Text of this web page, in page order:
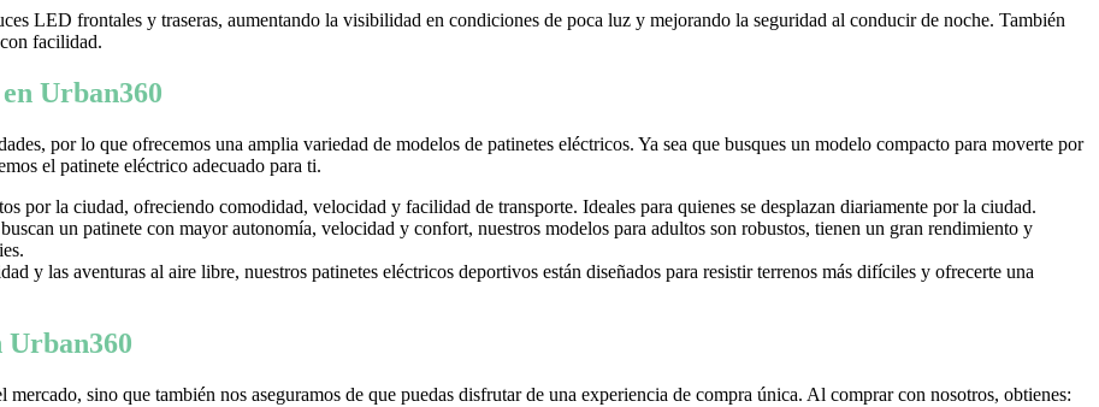
LED frontales y traseras, aumentando la visibilidad en condiciones de poca luz y mejorando la seguridad al conducir de noche. También
facilidad.
Urban360
por lo que ofrecemos una amplia variedad de modelos de patinetes eléctricos. Ya sea que busques un modelo compacto para moverte por
el patinete eléctrico adecuado para ti.
por la ciudad, ofreciendo comodidad, velocidad y facilidad de transporte. Ideales para quienes se desplazan diariamente por la ciudad.
un patinete con mayor autonomía, velocidad y confort, nuestros modelos para adultos son robustos, tienen un gran rendimiento y
y las aventuras al aire libre, nuestros patinetes eléctricos deportivos están diseñados para resistir terrenos más difíciles y ofrecerte una
sino que también nos aseguramos de que puedas disfrutar de una experiencia de compra única. Al comprar con nosotros, obtienes: